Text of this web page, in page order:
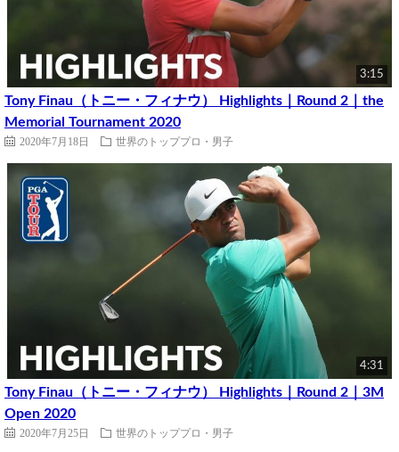
3:15
Tony Finau（トニー・フィナウ） Highlights｜Round 2｜the
Memorial Tournament 2020
2020年7月18日 世界のトッププロ・男子
4:31
Tony Finau（トニー・フィナウ） Highlights｜Round 2｜3M
Open 2020
2020年7月25日 世界のトッププロ・男子